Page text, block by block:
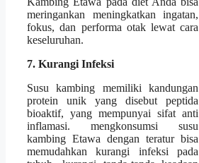
meringankan meningkatkan ingatan,
fokus, dan performa otak lewat cara
keseluruhan.
7. Kurangi Infeksi
Susu kambing memiliki kandungan
protein unik yang disebut peptida
bioaktif, yang mempunyai sifat anti
inflamasi. mengkonsumsi susu
kambing Etawa dengan teratur bisa
memudahkan kurangi infeksi pada